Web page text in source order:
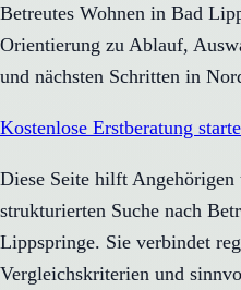
Betreutes Wohnen in Bad
Orientierung zu Ablauf,
und nächsten Schritten in
Kostenlose Erstberatung
Diese Seite hilft
strukturierten Suche nach
Lippspringe. Sie verbindet
Vergleichskriterien und